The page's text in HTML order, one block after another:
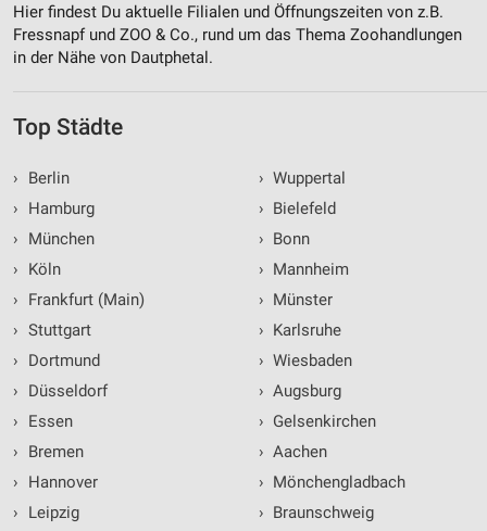
Hier findest Du aktuelle Filialen und Öffnungszeiten von z.B.
Fressnapf und ZOO & Co., rund um das Thema Zoohandlungen
in der Nähe von Dautphetal.
Top Städte
›
Berlin
›
Hamburg
›
München
›
Köln
›
Frankfurt (Main)
› Stuttgart
›
Dortmund
›
Düsseldorf
›
Essen
›
Bremen
›
Hannover
›
Leipzig
› Wuppertal
› Bielefeld
› Bonn
› Mannheim
› Münster
› Karlsruhe
› Wiesbaden
› Augsburg
› Gelsenkirchen
› Aachen
› Mönchengladbach
› Braunschweig